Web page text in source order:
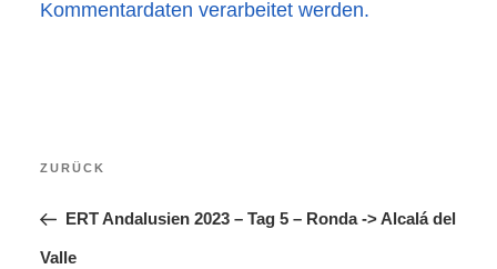
Kommentardaten verarbeitet werden.
Vorheriger
ZURÜCK
ERT Andalusien 2023 – Tag 5 – Ronda -> Alcalá del
Valle